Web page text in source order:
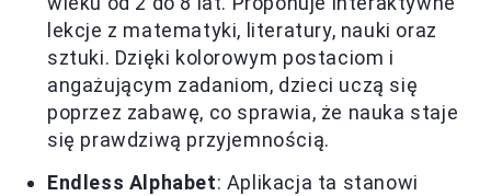
lekcje z matematyki, literatury, nauki oraz
sztuki. Dzięki kolorowym postaciom i
angażującym zadaniom, dzieci uczą się
poprzez zabawę, co sprawia, że nauka staje
się prawdziwą przyjemnością.
Endless Alphabet: Aplikacja ta stanowi